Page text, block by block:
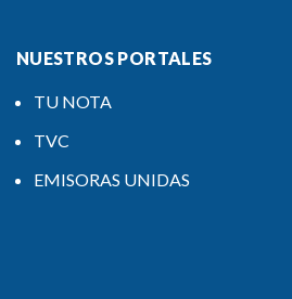
NUESTROS PORTALES
TU NOTA
TVC
EMISORAS UNIDAS